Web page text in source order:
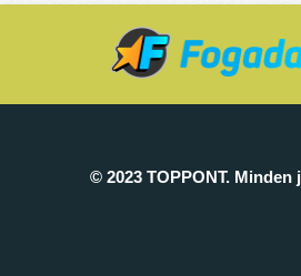
© 2023 TOPPONT. Minden